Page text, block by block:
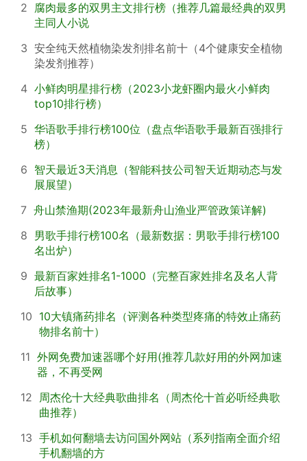
2 腐肉最多的双男主文排行榜（推荐几篇最经典的双男
主同人小说
3 安全纯天然植物染发剂排名前十（4个健康安全植物
染发剂推荐）
4 小鲜肉明星排行榜（2023小龙虾圈内最火小鲜肉
top10排行榜）
5 华语歌手排行榜100位（盘点华语歌手最新百强排行
榜）
6 智天最近3天消息（智能科技公司智天近期动态与发
展展望）
7 舟山禁渔期(2023年最新舟山渔业严管政策详解)
8 男歌手排行榜100名（最新数据：男歌手排行榜100
名出炉）
9 最新百家姓排名1-1000（完整百家姓排名及名人背
后故事）
10 10大镇痛药排名（评测各种类型疼痛的特效止痛药
物排名前十）
11 外网免费加速器哪个好用(推荐几款好用的外网加速
器，不再受网
12 周杰伦十大经典歌曲排名（周杰伦十首必听经典歌
曲推荐）
13 手机如何翻墙去访问国外网站（系列指南全面介绍
手机翻墙的方